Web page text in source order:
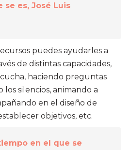
se es, José Luis
puedes ayudarles a
de distintas capacidades,
haciendo preguntas
los silencios, animando a
en el diseño de
objetivos, etc.
en el que se